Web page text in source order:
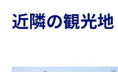
近隣の観光地